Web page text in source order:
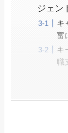
ジェン
キ
富
キ
職